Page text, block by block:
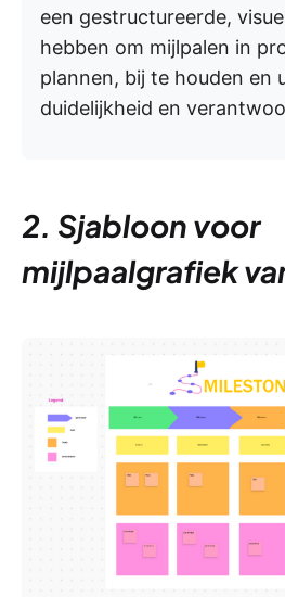
een gestructureerde,
hebben om mijlpalen in
plannen, bij te houden en
duidelijkheid en
2. Sjabloon voor
mijlpaalgrafiek